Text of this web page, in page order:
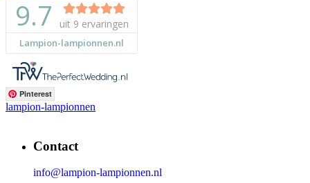
Pinterest
lampion-lampionnen
Contact
info@lampion-lampionnen.nl